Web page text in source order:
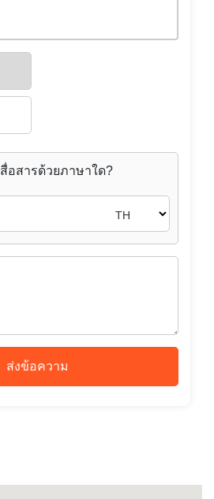
อสารด้วยภาษาใด?
TH
ส่งข้อความ